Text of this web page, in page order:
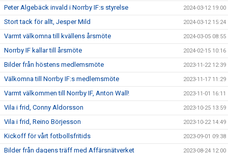
Peter Algebäck invald i Norrby IF:s styrelse 2024-03-12 19:00
Stort tack för allt, Jesper Mild 2024-03-12 15:24
Varmt välkomna till kvällens årsmöte 2024-03-05 08:55
Norrby IF kallar till årsmöte 2024-02-15 10:16
Bilder från höstens medlemsmöte 2023-11-22 12:39
Välkomna till Norrby IF:s medlemsmöte 2023-11-17 11:29
Varmt välkommen till Norrby IF, Anton Wall! 2023-11-01 16:11
Vila i frid, Conny Aldorsson 2023-10-25 13:59
Vila i frid, Reino Börjesson 2023-10-22 14:49
Kickoff för vårt fotbollsfritids 2023-09-01 09:38
Bilder från dagens träff med Affärsnätverket 2023-08-24 12:00